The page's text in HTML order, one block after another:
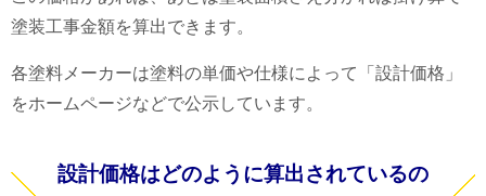
塗装工事金額を算出できます。
各塗料メーカーは塗料の単価や仕様によって「設計価格」
をホームページなどで公示しています。
設計価格はどのように算出されているの